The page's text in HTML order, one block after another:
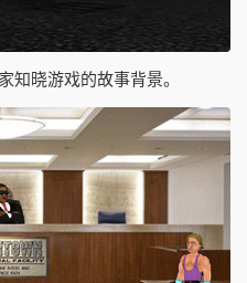
知晓游戏的故事背景。